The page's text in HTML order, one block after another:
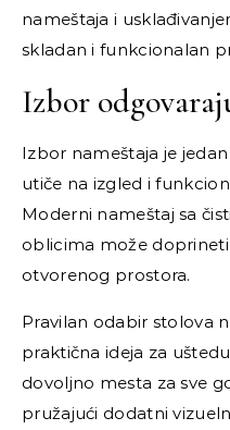
nameštaja i
skladan i funkcionalan
Izbor
Izbor nameštaja je
utiče na izgled i
Moderni nameštaj sa
oblicima može
otvorenog prostora.
Pravilan odabir stolova
praktična ideja za
dovoljno mesta za sve
pružajući dodatni